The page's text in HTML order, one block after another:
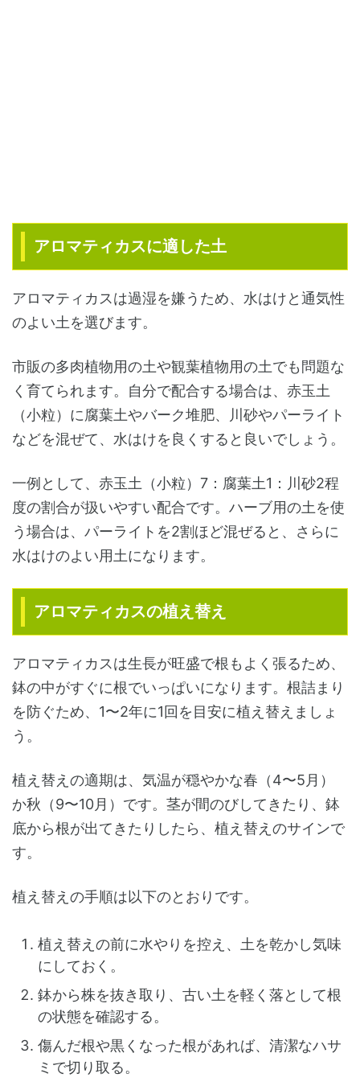
アロマティカスに適した土
アロマティカスは過湿を嫌うため、水はけと通気性
のよい土を選びます。
市販の多肉植物用の土や観葉植物用の土でも問題な
く育てられます。自分で配合する場合は、赤玉土
（小粒）に腐葉土やバーク堆肥、川砂やパーライト
などを混ぜて、水はけを良くすると良いでしょう。
一例として、赤玉土（小粒）7：腐葉土1：川砂2程
度の割合が扱いやすい配合です。ハーブ用の土を使
う場合は、パーライトを2割ほど混ぜると、さらに
水はけのよい用土になります。
アロマティカスの植え替え
アロマティカスは生長が旺盛で根もよく張るため、
鉢の中がすぐに根でいっぱいになります。根詰まり
を防ぐため、1〜2年に1回を目安に植え替えましょ
う。
植え替えの適期は、気温が穏やかな春（4〜5月）
か秋（9〜10月）です。茎が間のびしてきたり、鉢
底から根が出てきたりしたら、植え替えのサインで
す。
植え替えの手順は以下のとおりです。
植え替えの前に水やりを控え、土を乾かし気味
にしておく。
鉢から株を抜き取り、古い土を軽く落として根
の状態を確認する。
傷んだ根や黒くなった根があれば、清潔なハサ
ミで切り取る。